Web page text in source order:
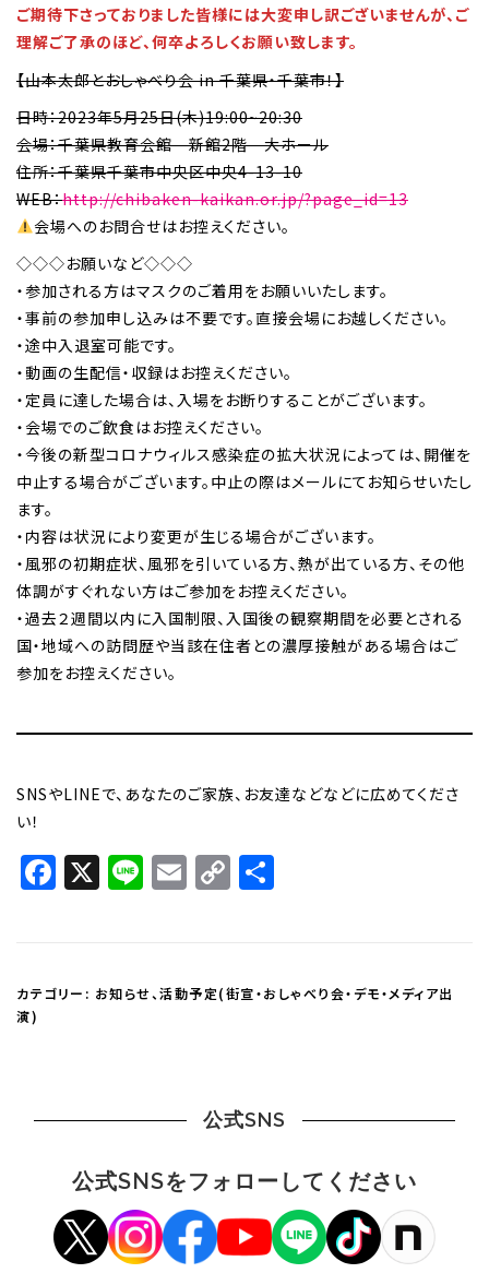
ご期待下さっておりました皆様には大変申し訳ございませんが、ご
理解ご了承のほど、何卒よろしくお願い致します。
【山本太郎とおしゃべり会 in 千葉県・千葉市！】
日時：2023年5月25日(木)19:00~20:30
会場：千葉県教育会館 新館2階 大ホール
住所：千葉県千葉市中央区中央4-13-10
WEB：http://chibaken-kaikan.or.jp/?page_id=13
会場へのお問合せはお控えください。
◇◇◇お願いなど◇◇◇
・参加される方はマスクのご着用をお願いいたします。
・事前の参加申し込みは不要です。直接会場にお越しください。
・途中入退室可能です。
・動画の生配信・収録はお控えください。
・定員に達した場合は、入場をお断りすることがございます。
・会場でのご飲食はお控えください。
・今後の新型コロナウィルス感染症の拡大状況によっては、開催を
中止する場合がございます。中止の際はメールにてお知らせいたし
ます。
・内容は状況により変更が生じる場合がございます。
・風邪の初期症状、風邪を引いている方、熱が出ている方、その他
体調がすぐれない方はご参加をお控えください。
・過去２週間以内に入国制限、入国後の観察期間を必要とされる
国・地域への訪問歴や当該在住者との濃厚接触がある場合はご
参加をお控えください。
SNSやLINEで、あなたのご家族、お友達などなどに広めてくださ
い！
Facebook
X LineEmail
Copy
Link
カテゴリー: お知らせ、活動予定(街宣・おしゃべり会・デモ・メディア出
演)
公式SNS
公式SNSをフォローしてください